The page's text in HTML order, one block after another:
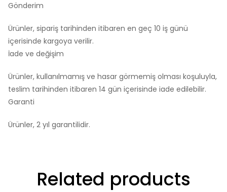
Gönderim
Ürünler, sipariş tarihinden itibaren en geç 10 iş günü
içerisinde kargoya verilir.
İade ve değişim
Ürünler, kullanılmamış ve hasar görmemiş olması koşuluyla,
teslim tarihinden itibaren 14 gün içerisinde iade edilebilir.
Garanti
Ürünler, 2 yıl garantilidir.
Related products